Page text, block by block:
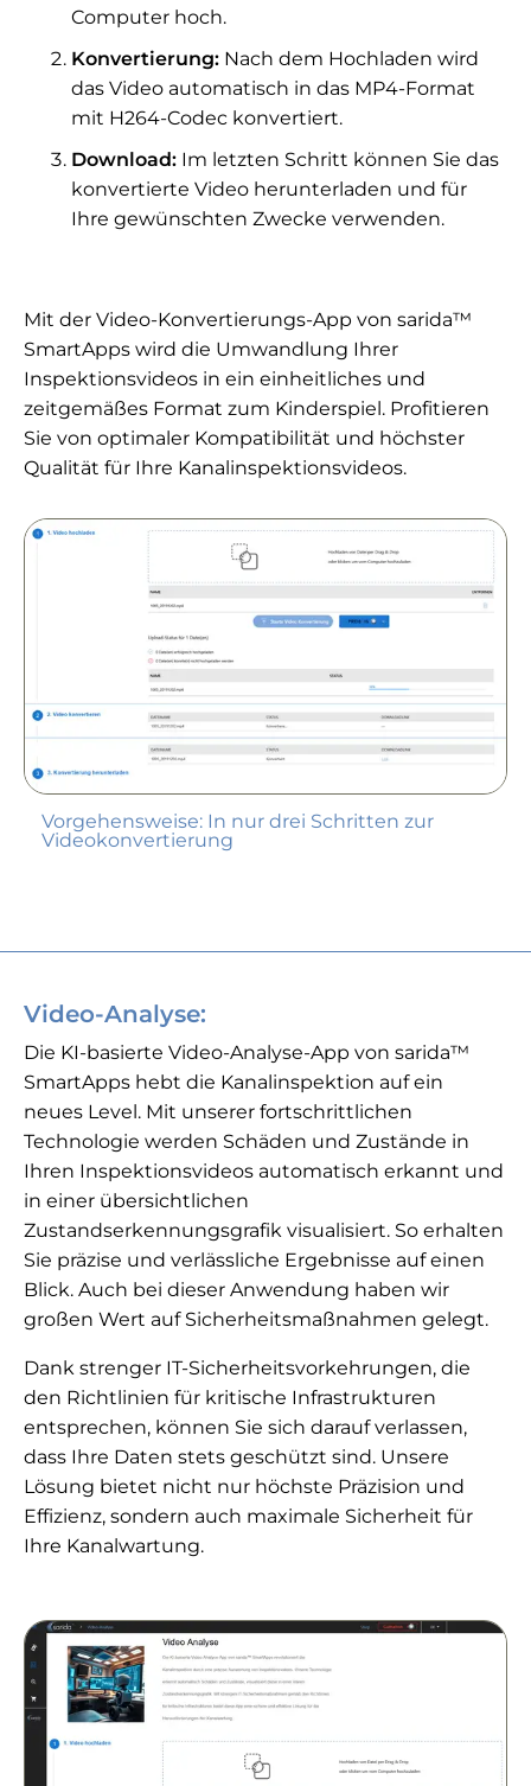
Computer hoch.
Konvertierung: Nach dem Hochladen wird
das Video automatisch in das MP4-Format
mit H264-Codec konvertiert.
Download: Im letzten Schritt können Sie das
konvertierte Video herunterladen und für
Ihre gewünschten Zwecke verwenden.
Mit der Video-Konvertierungs-App von sarida™
SmartApps wird die Umwandlung Ihrer
Inspektionsvideos in ein einheitliches und
zeitgemäßes Format zum Kinderspiel. Profitieren
Sie von optimaler Kompatibilität und höchster
Qualität für Ihre Kanalinspektionsvideos.
Vorgehensweise: In nur drei Schritten zur
Videokonvertierung
Video-Analyse:
Die KI-basierte Video-Analyse-App von sarida™
SmartApps hebt die Kanalinspektion auf ein
neues Level. Mit unserer fortschrittlichen
Technologie werden Schäden und Zustände in
Ihren Inspektionsvideos automatisch erkannt und
in einer übersichtlichen
Zustandserkennungsgrafik visualisiert. So erhalten
Sie präzise und verlässliche Ergebnisse auf einen
Blick. Auch bei dieser Anwendung haben wir
großen Wert auf Sicherheitsmaßnahmen gelegt.
Dank strenger IT-Sicherheitsvorkehrungen, die
den Richtlinien für kritische Infrastrukturen
entsprechen, können Sie sich darauf verlassen,
dass Ihre Daten stets geschützt sind. Unsere
Lösung bietet nicht nur höchste Präzision und
Effizienz, sondern auch maximale Sicherheit für
Ihre Kanalwartung.